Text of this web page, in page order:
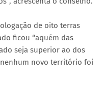
de oito terras
ficou “aquém das
seja superior ao dos
novo território foi